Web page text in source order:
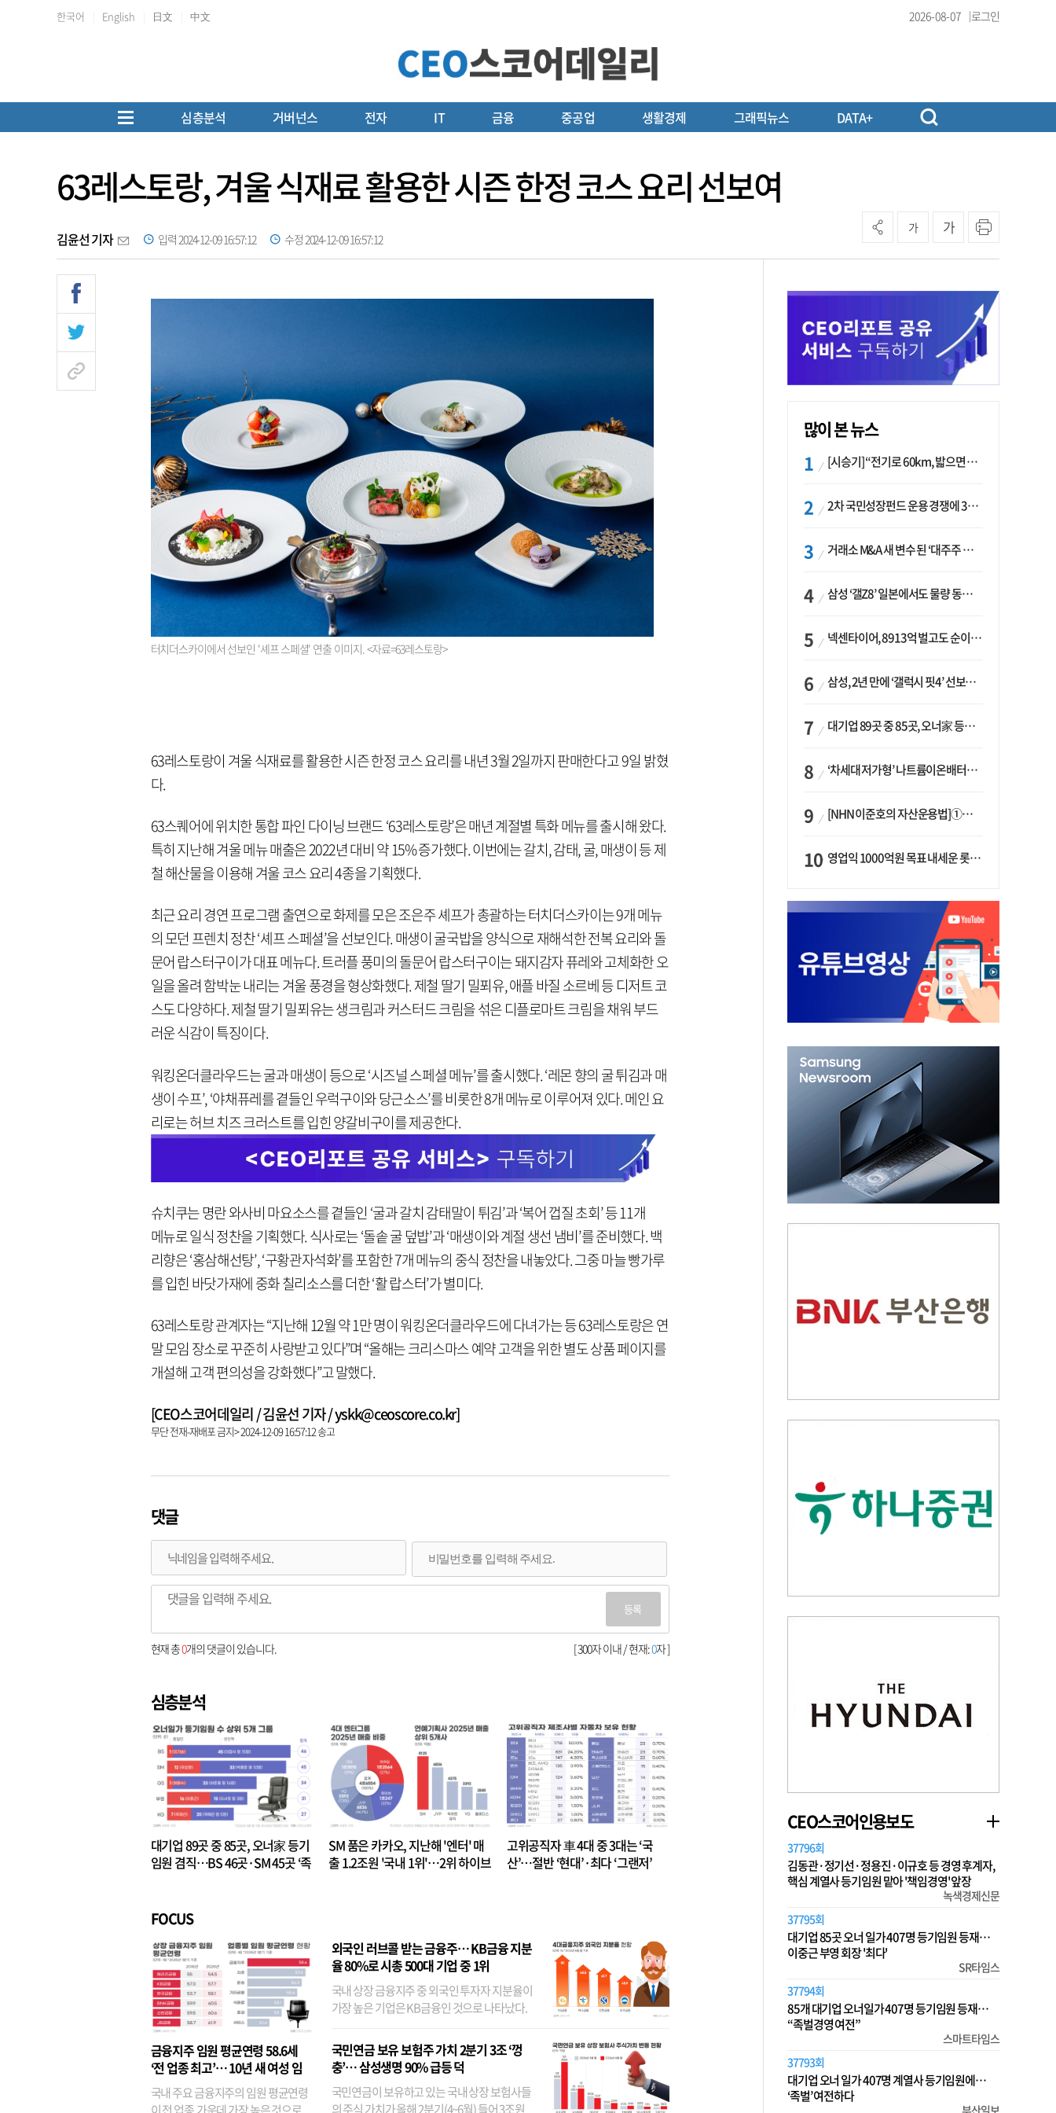
한국어 English 日文 中文 2026-08-07 로그인
심층분석 거버넌스 전자 IT 금융 중공업 생활경제 그래픽뉴스 DATA+
63레스토랑, 겨울 식재료 활용한 시즌 한정 코스 요리 선보여
김윤선 기자 입력 2024-12-09 16:57:12 수정 2024-12-09 16:57:12
가 가
터치더스카이에서 선보인 '셰프 스페셜' 연출 이미지. <자료=63레스토랑>
63레스토랑이 겨울 식재료를 활용한 시즌 한정 코스 요리를 내년 3월 2일까지 판매한다고 9일 밝혔
다.
63스퀘어에 위치한 통합 파인 다이닝 브랜드 ‘63레스토랑’은 매년 계절별 특화 메뉴를 출시해 왔다.
특히 지난해 겨울 메뉴 매출은 2022년 대비 약 15% 증가했다. 이번에는 갈치, 감태, 굴, 매생이 등 제
철 해산물을 이용해 겨울 코스 요리 4종을 기획했다.
최근 요리 경연 프로그램 출연으로 화제를 모은 조은주 셰프가 총괄하는 터치더스카이는 9개 메뉴
의 모던 프렌치 정찬 ‘셰프 스페셜’을 선보인다. 매생이 굴국밥을 양식으로 재해석한 전복 요리와 돌
문어 랍스터구이가 대표 메뉴다. 트러플 풍미의 돌문어 랍스터구이는 돼지감자 퓨레와 고체화한 오
일을 올려 함박눈 내리는 겨울 풍경을 형상화했다. 제철 딸기 밀푀유, 애플 바질 소르베 등 디저트 코
스도 다양하다. 제철 딸기 밀푀유는 생크림과 커스터드 크림을 섞은 디플로마트 크림을 채워 부드
러운 식감이 특징이다.
워킹온더클라우드는 굴과 매생이 등으로 ‘시즈널 스페셜 메뉴’를 출시했다. ‘레몬 향의 굴 튀김과 매
생이 수프’, ‘야채퓨레를 곁들인 우럭구이와 당근소스’를 비롯한 8개 메뉴로 이루어져 있다. 메인 요
리로는 허브 치즈 크러스트를 입힌 양갈비구이를 제공한다.
슈치쿠는 명란 와사비 마요소스를 곁들인 ‘굴과 갈치 감태말이 튀김’과 ‘복어 껍질 초회’ 등 11개
메뉴로 일식 정찬을 기획했다. 식사로는 ‘돌솥 굴 덮밥’과 ‘매생이와 계절 생선 냄비’를 준비했다. 백
리향은 ‘홍삼해선탕’, ‘구황관자석화’를 포함한 7개 메뉴의 중식 정찬을 내놓았다. 그중 마늘 빵가루
를 입힌 바닷가재에 중화 칠리소스를 더한 ‘활 랍스터’가 별미다.
63레스토랑 관계자는 “지난해 12월 약 1만 명이 워킹온더클라우드에 다녀가는 등 63레스토랑은 연
말 모임 장소로 꾸준히 사랑받고 있다”며 “올해는 크리스마스 예약 고객을 위한 별도 상품 페이지를
개설해 고객 편의성을 강화했다”고 말했다.
[CEO스코어데일리 / 김윤선 기자 / yskk@ceoscore.co.kr]
무단 전재-재배포 금지> 2024-12-09 16:57:12 송고
댓글
등록
[ 300자 이내 / 현재:0자 ]
현재 총0개의 댓글이 있습니다.
심층분석
대기업 89곳 중 85곳, 오너家 등기
임원 겸직…BS 46곳·SM 45곳 ‘족
SM 품은 카카오, 지난해 '엔터' 매
출 1.2조원 '국내 1위'…2위 하이브
고위공직자 車 4대 중 3대는 ‘국
산’…절반 ‘현대’·최다 ‘그랜저’
FOCUS
금융지주 임원 평균연령 58.6세
‘전 업종 최고’… 10년 새 여성 임
원은 14배 껑충
국내 주요 금융지주의 임원 평균연령
외국인 러브콜 받는 금융주… KB금융 지분
율 80%로 시총 500대 기업 중 1위
국내 상장 금융지주 중 외국인 투자자 지분율이
가장 높은 기업은 KB금융인 것으로 나타났다.
융이었다. 특히 KB금융은 지난달 말 기준 해외
기관투자자 지분율이...
국민연금 보유 보험주 가치 2분기 3조 ‘껑
충’… 삼성생명 90% 급등 덕
국민연금이 보유하고 있는 국내 상장 보험사들
의 주식 가치가 올해 2분기(4~6월) 들어 3조원
많이 본 뉴스
[시승기] “전기로 60km, 밟으면 462마력”…볼보 XC60 T8의 두 얼굴
2차 국민성장펀드 운용 경쟁에 33개사 몰렸다…신한·하나 등 새 얼굴 대거 합류
거래소 M&A 새 변수 된 ‘대주주 심사’…네이버·두나무 결합도 영향권
삼성 ‘갤Z8’ 일본에서도 물량 동났다…애플 참전 앞두고 선두 수성 ‘시험대’
넥센타이어, 8913억 벌고도 순이익 2억…유럽 세부담에 이익 증발
삼성, 2년 만에 ‘갤럭시 핏4’ 선보이나…웨어러블 생태계 확장 ‘시동’
대기업 89곳 중 85곳, 오너家 등기임원 겸직…BS 46곳·SM 45곳 ‘족벌경영’ 고착화
‘차세대 저가형’ 나트륨이온배터리 시대 오나…LG화학·에코프로, 상용화 속도낸다
[NHN 이준호의 자산운용법]①이니시오·JLC ‘부동산’-JLC파트너스 ‘투자’…“부동산 담보대출로 투자재원 확보”
영업익 1000억원 목표 내세운 롯데마트…하반기 ‘오카도’ 시험대
CEO스코어인용보도
37796회
김동관·정기선·정용진·이규호 등 경영 후계자,
핵심 계열사 등기임원 맡아 '책임경영' 앞장
녹색경제신문
37795회
대기업 85곳 오너 일가 407명 등기임원 등재…
이중근 부영 회장 '최다'
SR타임스
37794회
85개 대기업 오너일가 407명 등기임원 등재…
“족벌경영 여전”
스마트타임스
37793회
대기업 오너 일가 407명 계열사 등기임원에…
‘족벌’ 여전하다
부산일보